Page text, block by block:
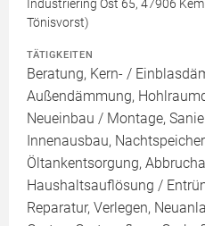
Industriering Ost 65, 47906
Tönisvorst)
TÄTIGKEITEN
Beratung, Kern- /
Außendämmung,
Neueinbau / Montage,
Innenausbau,
Öltankentsorgung,
Haushaltsauflösung /
Reparatur, Verlegen,